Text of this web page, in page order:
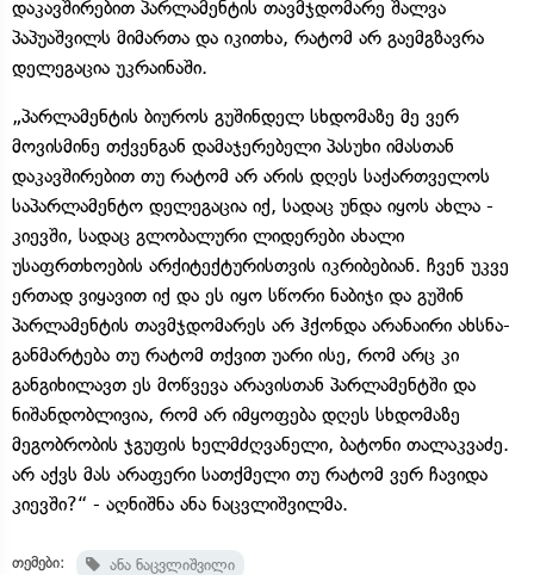
დაკავშირებით პარლამენტის თავმჯდომარე შალვა
პაპუაშვილს მიმართა და იკითხა, რატომ არ გაემგზავრა
დელეგაცია უკრაინაში.
„პარლამენტის ბიუროს გუშინდელ სხდომაზე მე ვერ
მოვისმინე თქვენგან დამაჯერებელი პასუხი იმასთან
დაკავშირებით თუ რატომ არ არის დღეს საქართველოს
საპარლამენტო დელეგაცია იქ, სადაც უნდა იყოს ახლა -
კიევში, სადაც გლობალური ლიდერები ახალი
უსაფრთხოების არქიტექტურისთვის იკრიბებიან. ჩვენ უკვე
ერთად ვიყავით იქ და ეს იყო სწორი ნაბიჯი და გუშინ
პარლამენტის თავმჯდომარეს არ ჰქონდა არანაირი ახსნა-
განმარტება თუ რატომ თქვით უარი ისე, რომ არც კი
განგიხილავთ ეს მოწვევა არავისთან პარლამენტში და
ნიშანდობლივია, რომ არ იმყოფება დღეს სხდომაზე
მეგობრობის ჯგუფის ხელმძღვანელი, ბატონი თალაკვაძე.
არ აქვს მას არაფერი სათქმელი თუ რატომ ვერ ჩავიდა
კიევში?“ - აღნიშნა ანა ნაცვლიშვილმა.
თემები: ანა ნაცვლიშვილი